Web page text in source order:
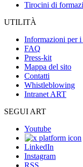
Tirocini di
UTILITÀ
Informazioni per i
FAQ
Press-kit
Mappa del sito
Contatti
Whistleblowing
Intranet ART
SEGUI ART
Youtube
LinkedIn
Instagram